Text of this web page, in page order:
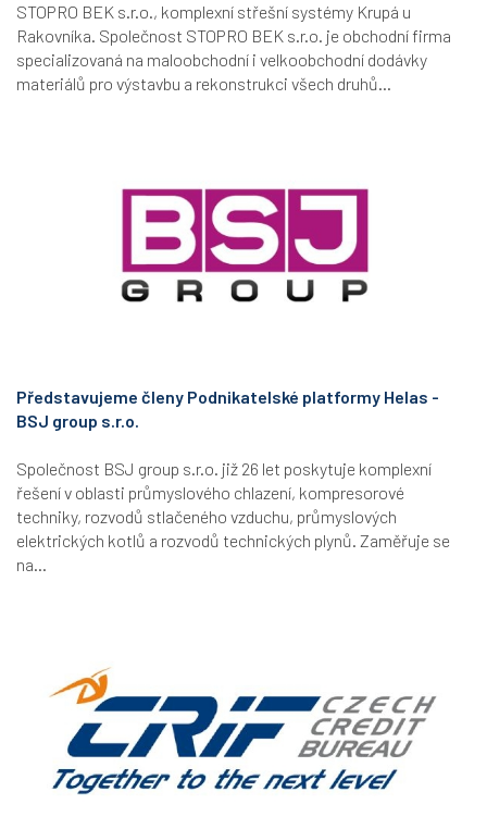
STOPRO BEK s.r.o., komplexní střešní systémy Krupá u
Rakovníka. Společnost STOPRO BEK s.r.o. je obchodní firma
specializovaná na maloobchodní i velkoobchodní dodávky
materiálů pro výstavbu a rekonstrukci všech druhů...
Představujeme členy Podnikatelské platformy Helas -
BSJ group s.r.o.
Společnost BSJ group s.r.o. již 26 let poskytuje komplexní
řešení v oblasti průmyslového chlazení, kompresorové
techniky, rozvodů stlačeného vzduchu, průmyslových
elektrických kotlů a rozvodů technických plynů. Zaměřuje se
na...